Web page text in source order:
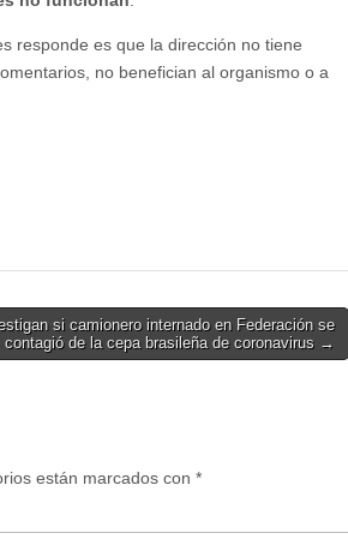
responde es que la dirección no tiene
no benefician al organismo o a
si camionero internado en Federación se
contagió de la cepa brasileña de coronavirus →
están marcados con *